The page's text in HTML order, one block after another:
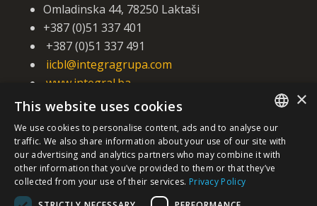
Omladinska 44, 78250 Laktaši
+387 (0)51 337 401
+387 (0)51 337 491
iicbl@integragrupa.com
www.integral.ba
Sadržaj ovog sajta služi za istovremeno informisanje poslovne,
stručne i opšte javnosti.
Ne preuzimamo odgovornost za aktualnost, tačnost,
potpunost i kvalitetu predočenih informacija.
Prihvatate da dobrovoljno pristupate sajtu i da ste isključivo i
lično odgovorni za vaše izbore, akcije i rezultate – sada i u
budućnosti
SERBIAN
/EN/
×
This website uses cookies
We use cookies to personalise content, ads and to analyse our
traffic. We also share information about your use of our site with
our advertising and analytics partners who may combine it with
other information that you’ve provided to them or that they’ve
collected from your use of their services. Privacy Policy